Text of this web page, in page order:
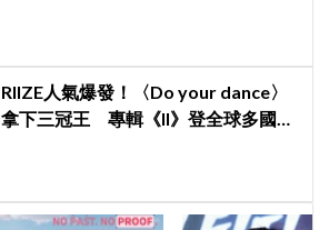
RIIZE人氣爆發！〈Do your dance〉
拿下三冠王 專輯《II》登全球多國排